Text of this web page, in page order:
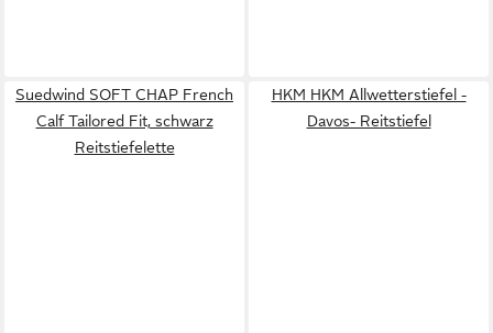
Suedwind SOFT CHAP French
Calf Tailored Fit, schwarz
Reitstiefelette
HKM HKM Allwetterstiefel -
Davos- Reitstiefel